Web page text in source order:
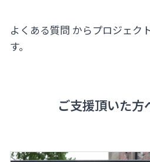
よくある質問 からプロジェク
す。
ご支援頂いた方